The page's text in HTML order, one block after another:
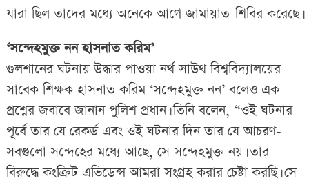
যারা ছিল তাদের মধ্যে অনেকে আগে জামায়াত-শিবির করেছে।
‘সন্দেহমুক্ত নন হাসনাত করিম’
গুলশানের ঘটনায় উদ্ধার পাওয়া নর্থ সাউথ বিশ্ববিদ্যালয়ের
সাবেক শিক্ষক হাসনাত করিম ‘সন্দেহমুক্ত নন’ বলেও এক
প্রশ্নের জবাবে জানান পুলিশ প্রধান। তিনি বলেন, “ওই ঘটনার
পূর্বে তার যে রেকর্ড এবং ওই ঘটনার দিন তার যে আচরণ-
সবগুলো সন্দেহের মধ্যে আছে, সে সন্দেহমুক্ত নয়। তার
বিরুদ্ধে কংক্রিট এভিডেন্স আমরা সংগ্রহ করার চেষ্টা করছি। সে